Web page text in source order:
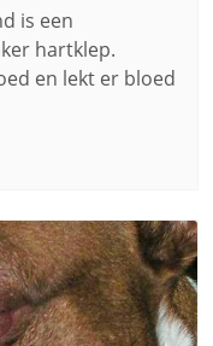
is een
hartklep.
en lekt er bloed